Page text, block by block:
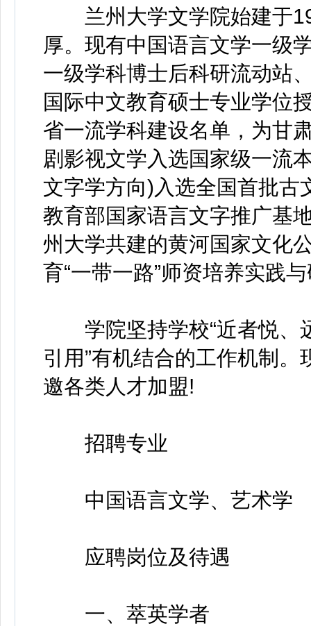
兰州大学文学院始建于
厚。现有中国语言文学一级
一级学科博士后科研流动站
国际中文教育硕士专业学位
省一流学科建设名单，为甘
剧影视文学入选国家级一流
文字学方向)入选全国首批古
教育部国家语言文字推广基
州大学共建的黄河国家文化
育“一带一路”师资培养实践
学院坚持学校“近者悦、
引用”有机结合的工作机制
邀各类人才加盟!
招聘专业
中国语言文学、艺术学
应聘岗位及待遇
一、萃英学者